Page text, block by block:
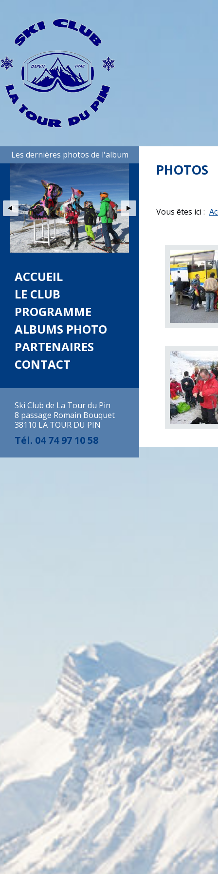
Les dernières photos de l'album
ACCUEIL
LE CLUB
PROGRAMME
ALBUMS PHOTO
PARTENAIRES
CONTACT
Ski Club de La Tour du Pin
8 passage Romain Bouquet
38110 LA TOUR DU PIN
Tél. 04 74 97 10 58
PHOTOS
Vous êtes ici :